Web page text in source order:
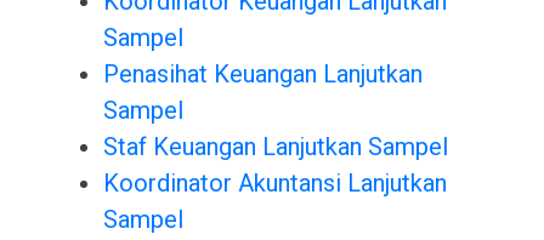
Sampel
Penasihat Keuangan Lanjutkan
Sampel
Staf Keuangan Lanjutkan Sampel
Koordinator Akuntansi Lanjutkan
Sampel